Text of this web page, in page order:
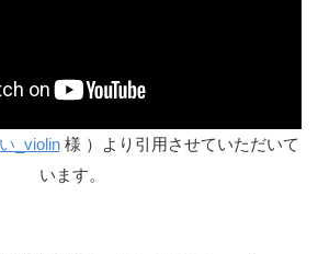
_violin様 ）より引用させていただいて
います。